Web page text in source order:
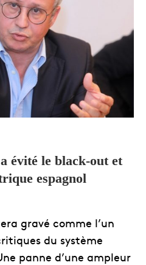
évité le black-out et
espagnol
gravé comme l’un
du système
panne d’une ampleur